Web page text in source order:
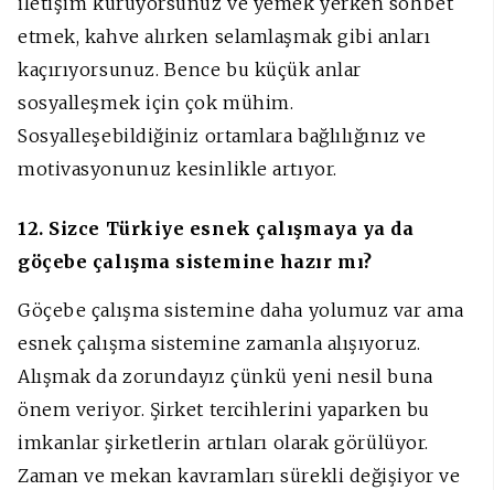
etmek, kahve alırken selamlaşmak gibi anları
kaçırıyorsunuz. Bence bu küçük anlar
sosyalleşmek için çok mühim.
Sosyalleşebildiğiniz ortamlara bağlılığınız ve
motivasyonunuz kesinlikle artıyor.
12. Sizce Türkiye esnek çalışmaya ya da
göçebe çalışma sistemine hazır mı?
Göçebe çalışma sistemine daha yolumuz var ama
esnek çalışma sistemine zamanla alışıyoruz.
Alışmak da zorundayız çünkü yeni nesil buna
önem veriyor. Şirket tercihlerini yaparken bu
imkanlar şirketlerin artıları olarak görülüyor.
Zaman ve mekan kavramları sürekli değişiyor ve